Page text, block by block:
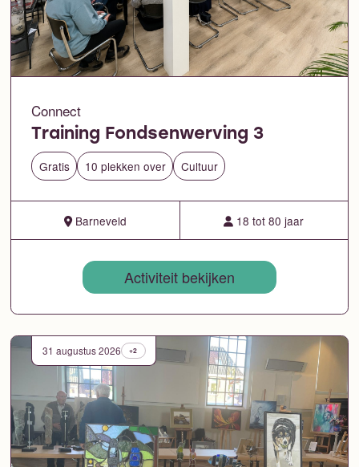
Connect
Training Fondsenwerving 3
Gratis 10 plekken over Cultuur
Barneveld 18 tot 80 jaar
Activiteit bekijken
31 augustus 2026 +2